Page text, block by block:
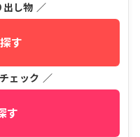
出し物 ／
す
ェック ／
す